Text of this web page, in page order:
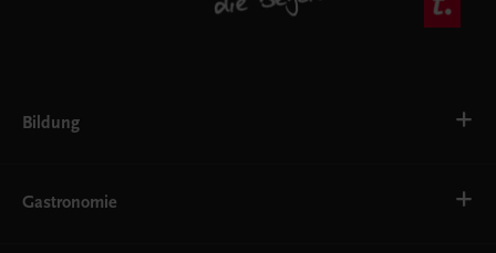
Bildung
AHS
Gastronomie